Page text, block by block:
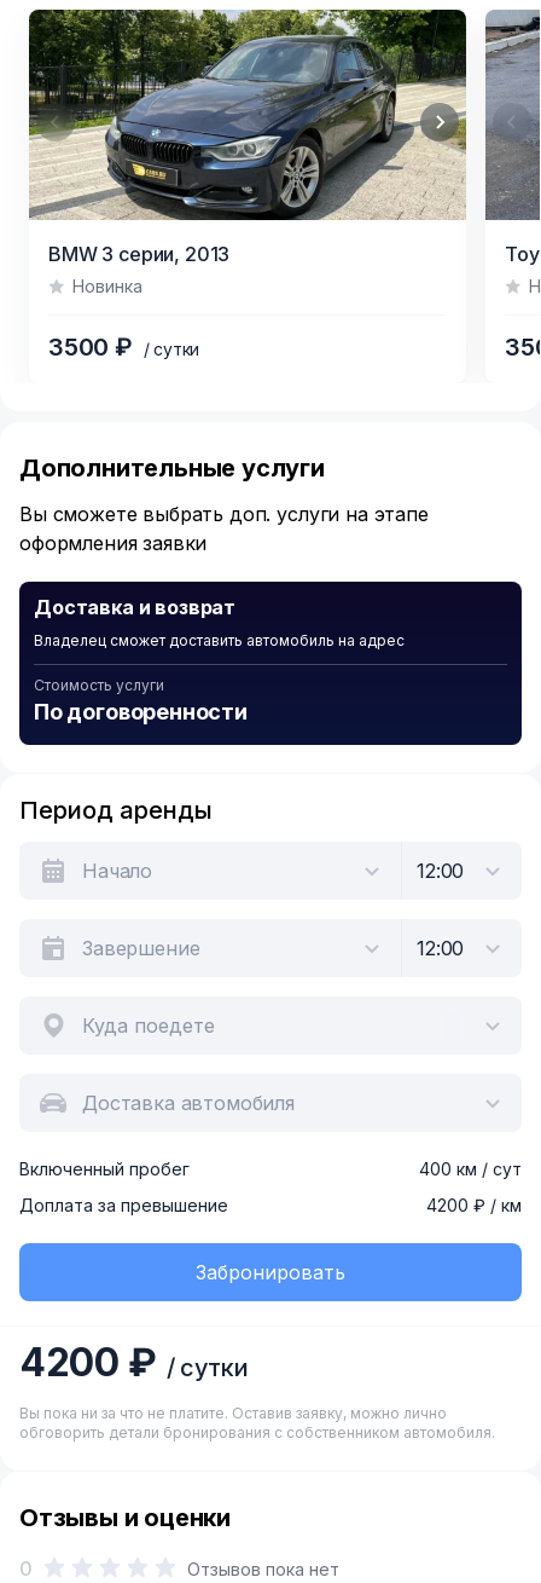
BMW 3 серии, 2013
Новинка
3500 ₽ / сутки
of
6
Дополнительные услуги
Вы сможете выбрать доп. услуги на этапе
оформления заявки
Доставка и возврат
Владелец сможет доставить автомобиль на адрес
Стоимость услуги
По договоренности
Период аренды
Куда поедете
Доставка автомобиля
Включенный пробег
400 км / сут
Доплата за превышение
4200 ₽ / км
Забронировать
4200 ₽ / сутки
Вы пока ни за что не платите. Оставив заявку, можно лично
обговорить детали бронирования с собственником автомобиля.
Отзывы и оценки
0 Отзывов пока нет